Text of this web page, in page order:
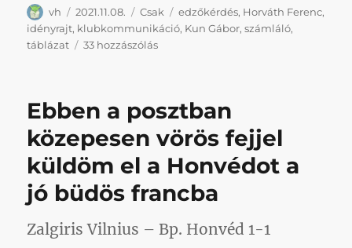
Szerző
vh Közzétéve
2021.11.08. Kategória
Csak Címke
edzőkérdés, Horváth Ferenc,
idényrajt, klubkommunikáció, Kun Gábor,számláló,
táblázat
33 hozzászólásTöbb,
alatt
Honvéd
meg
sem
próbálta
újkori
története
Ebben a posztban
közepesen vörös fejjel
küldöm el a Honvédot a
jó büdös francba
Zalgiris Vilnius – Bp. Honvéd 1-1